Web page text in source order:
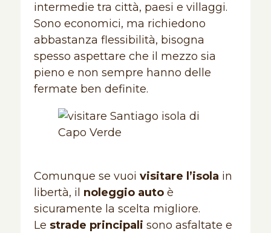
intermedie tra città, paesi e villaggi.
Sono economici, ma richiedono
abbastanza flessibilità, bisogna
spesso aspettare che il mezzo sia
pieno e non sempre hanno delle
fermate ben definite.
Comunque se vuoi visitare l’isola in
libertà, il noleggio autoè
sicuramente la scelta migliore.
Le strade principali sono asfaltate e